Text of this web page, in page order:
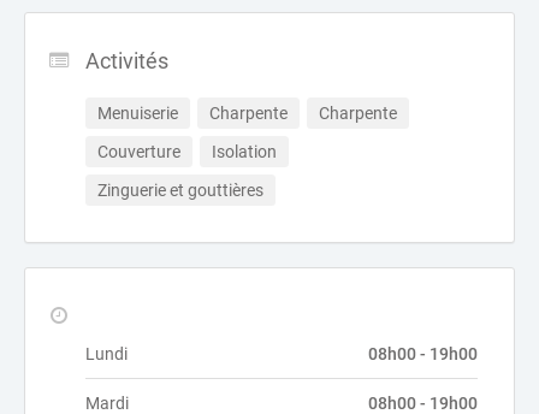
Activités
Menuiserie Charpente
Charpente
Couverture
Isolation
Zinguerie et gouttières
Lundi 08h00 - 19h00
Mardi 08h00 - 19h00